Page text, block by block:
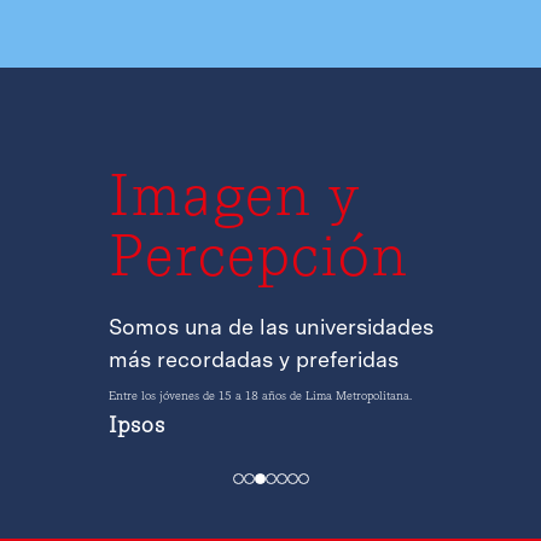
Imagen y
Percepción
Somos una de las universidades
más recordadas y preferidas
Entre los jóvenes de 15 a 18 años de Lima Metropolitana.
Ipsos